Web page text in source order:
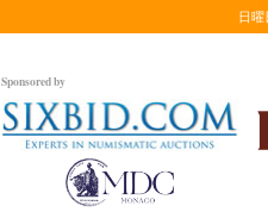
日曜
Sponsored by